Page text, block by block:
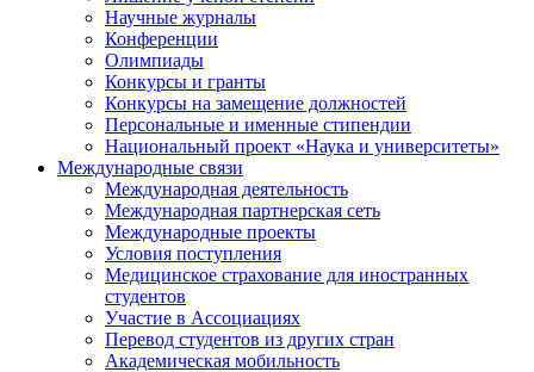
Научные журналы
Конференции
Олимпиады
Конкурсы и гранты
Конкурсы на замещение должностей
Персональные и именные стипендии
Национальный проект «Наука и университеты»
Международные связи
Международная деятельность
Международная партнерская сеть
Международные проекты
Условия поступления
Медицинское страхование для иностранных
студентов
Участие в Ассоциациях
Перевод студентов из других стран
Академическая мобильность